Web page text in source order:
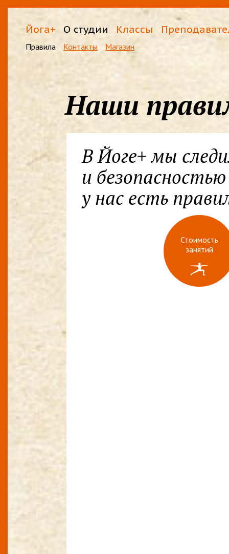
Йога+ О студии Классы
Правила Контакты Магазин
Наши
В Йоге+ мы
и
у нас есть
Стоимость
занятий